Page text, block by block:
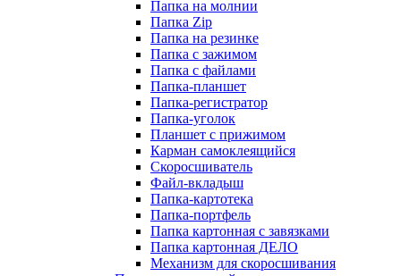
Папка на молнии
Папка Zip
Папка на резинке
Папка с зажимом
Папка с файлами
Папка-планшет
Папка-регистратор
Папка-уголок
Планшет с прижимом
Карман самоклеящийся
Скоросшиватель
Файл-вкладыш
Папка-картотека
Папка-портфель
Папка картонная с завязками
Папка картонная ДЕЛО
Механизм для скоросшивания